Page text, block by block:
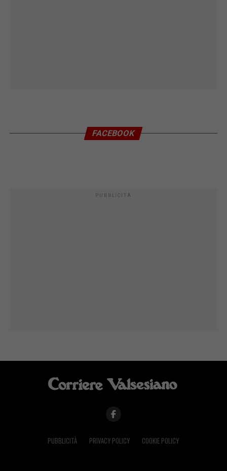
FACEBOOK
PUBBLICITÀ
PUBBLICITÀ PRIVACY POLICY COOKIE POLICY